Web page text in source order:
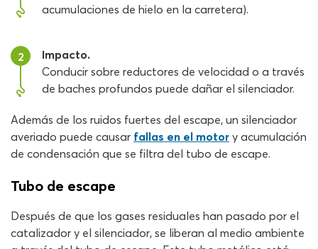
acumulaciones de hielo en la carretera).
2
Impacto.
Conducir sobre reductores de velocidad o a través
de baches profundos puede dañar el silenciador.
Además de los ruidos fuertes del escape, un silenciador
averiado puede causar fallas en el motor y acumulación
de condensación que se filtra del tubo de escape.
Tubo de escape
Después de que los gases residuales han pasado por el
catalizador y el silenciador, se liberan al medio ambiente